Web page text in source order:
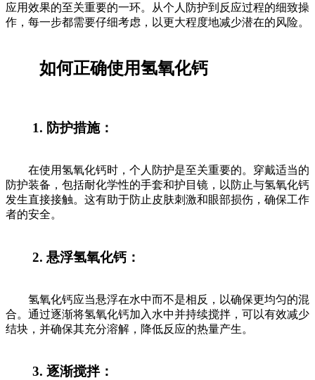
应用效果的至关重要的一环。从个人防护到反应过程的细致操
作，每一步都需要仔细考虑，以更大程度地减少潜在的风险。
如何正确使用氢氧化钙
1. 防护措施：
在使用氢氧化钙时，个人防护是至关重要的。穿戴适当的
防护装备，包括耐化学性的手套和护目镜，以防止与氢氧化钙
发生直接接触。这有助于防止皮肤刺激和眼部损伤，确保工作
者的安全。
2. 悬浮氢氧化钙：
氢氧化钙应当悬浮在水中而不是相反，以确保更均匀的混
合。通过逐渐将氢氧化钙加入水中并持续搅拌，可以有效减少
结块，并确保其充分溶解，降低反应的热量产生。
3. 逐渐搅拌：